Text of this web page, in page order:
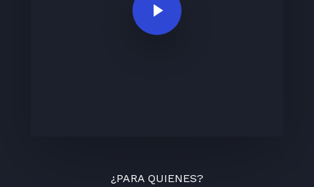
¿PARA QUIENES?